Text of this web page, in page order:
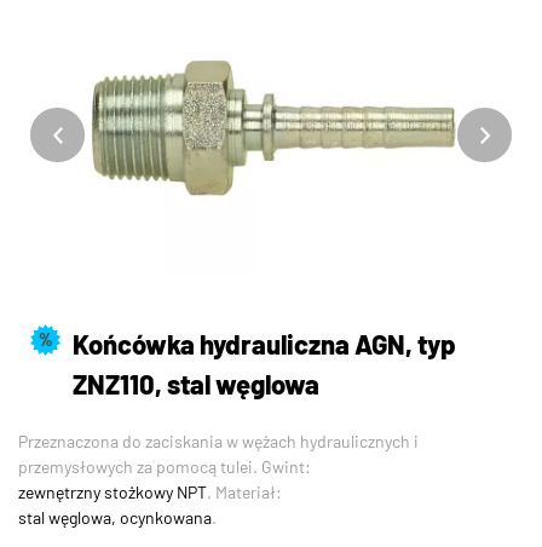
%
Końcówka hydrauliczna AGN, typ
ZNZ110, stal węglowa
Przeznaczona do zaciskania w wężach hydraulicznych i
przemysłowych za pomocą tulei. Gwint:
zewnętrzny stożkowy NPT. Materiał:
stal węglowa, ocynkowana.